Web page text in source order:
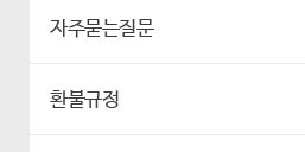
자주묻는질문
환불규정